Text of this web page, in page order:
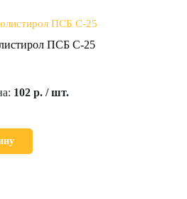
ПСБ С-25
102 р. / шт.